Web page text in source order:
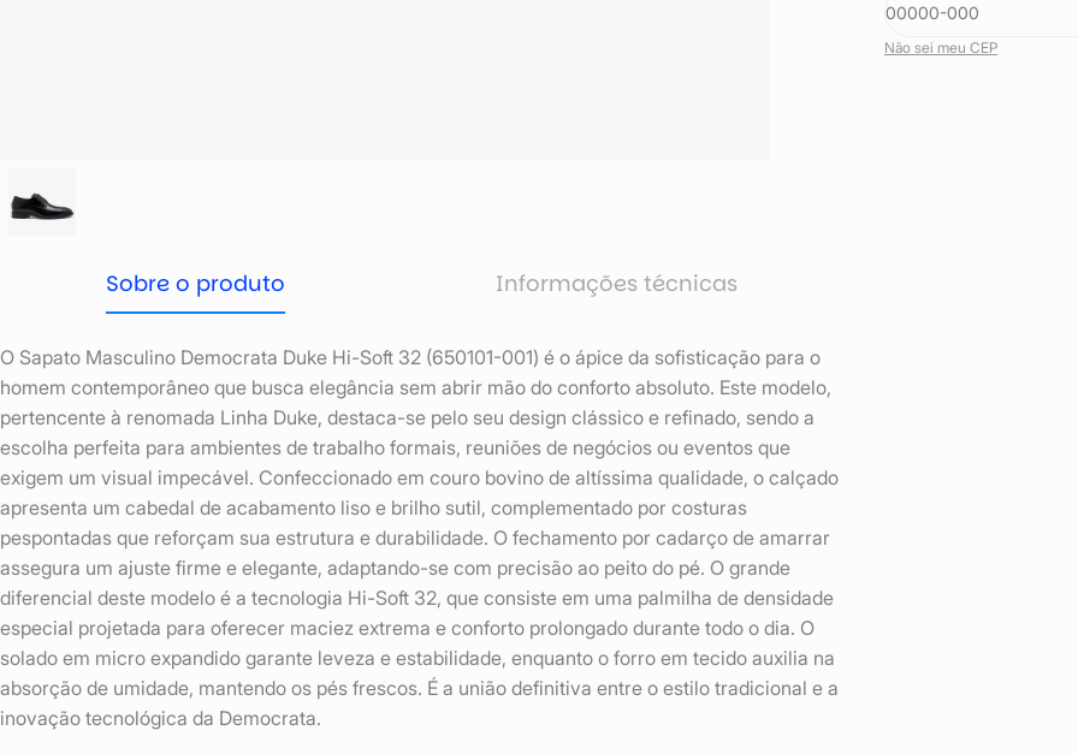
Não sei meu CEP
Sobre o produto Informações técnicas
O Sapato Masculino Democrata Duke Hi-Soft 32 (650101-001) é o ápice da sofisticação para o
homem contemporâneo que busca elegância sem abrir mão do conforto absoluto. Este modelo,
pertencente à renomada Linha Duke, destaca-se pelo seu design clássico e refinado, sendo a
escolha perfeita para ambientes de trabalho formais, reuniões de negócios ou eventos que
exigem um visual impecável. Confeccionado em couro bovino de altíssima qualidade, o calçado
apresenta um cabedal de acabamento liso e brilho sutil, complementado por costuras
pespontadas que reforçam sua estrutura e durabilidade. O fechamento por cadarço de amarrar
assegura um ajuste firme e elegante, adaptando-se com precisão ao peito do pé. O grande
diferencial deste modelo é a tecnologia Hi-Soft 32, que consiste em uma palmilha de densidade
especial projetada para oferecer maciez extrema e conforto prolongado durante todo o dia. O
solado em micro expandido garante leveza e estabilidade, enquanto o forro em tecido auxilia na
absorção de umidade, mantendo os pés frescos. É a união definitiva entre o estilo tradicional e a
inovação tecnológica da Democrata.